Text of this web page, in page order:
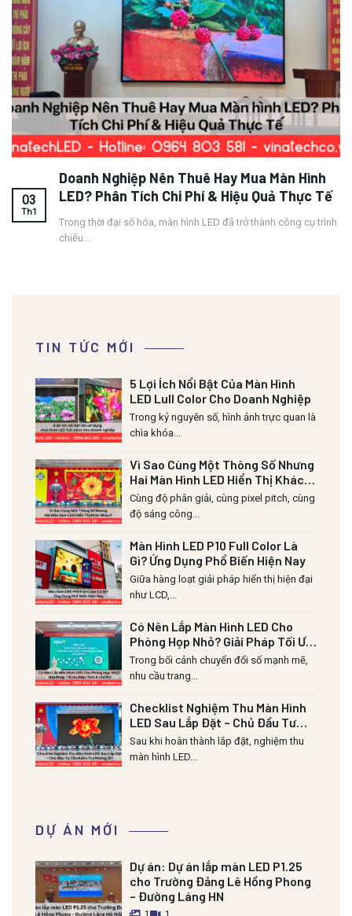
TIN TỨC MỚI
5 Lợi Ích Nổi Bật Của Màn Hình
LED Lull Color Cho Doanh Nghiệp
Trong kỷ nguyên số, hình ảnh trực quan là
chìa khóa...
Vì Sao Cùng Một Thông Số Nhưng
Hai Màn Hình LED Hiển Thị Khác
Nhau?
Cùng độ phân giải, cùng pixel pitch, cùng
độ sáng công...
Màn Hình LED P10 Full Color Là
Gì? Ứng Dụng Phổ Biến Hiện Nay
Giữa hàng loạt giải pháp hiển thị hiện đại
như LCD,...
Có Nên Lắp Màn Hình LED Cho
Phòng Họp Nhỏ? Giải Pháp Tối Ưu
Diện Tích & Chi Phí
Trong bối cảnh chuyển đổi số mạnh mẽ,
nhu cầu trang...
Checklist Nghiệm Thu Màn Hình
LED Sau Lắp Đặt – Chủ Đầu Tư
Cần Kiểm Tra Những Gì?
Sau khi hoàn thành lắp đặt, nghiệm thu
màn hình LED...
DỰ ÁN MỚI
Dự án: Dự án lắp màn LED P1.25
cho Trường Đảng Lê Hồng Phong
– Đường Láng HN
Doanh Nghiệp Nên Thuê Hay Mua Màn Hình
LED? Phân Tích Chi Phí & Hiệu Quả Thực Tế
Trong thời đại số hóa, màn hình LED đã trở thành công cụ trình
chiếu...
03
Th1